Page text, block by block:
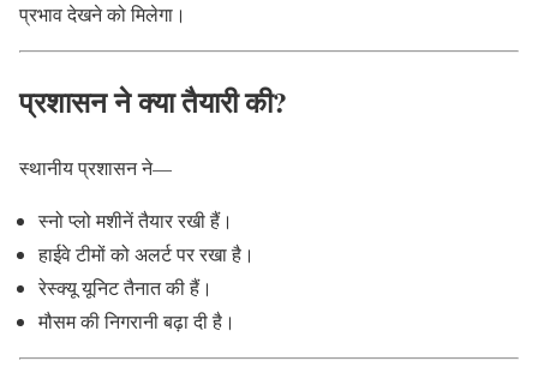
प्रभाव देखने को मिलेगा।
प्रशासन ने क्या तैयारी की?
स्थानीय प्रशासन ने—
स्नो प्लो मशीनें तैयार रखी हैं।
हाईवे टीमों को अलर्ट पर रखा है।
रेस्क्यू यूनिट तैनात की हैं।
मौसम की निगरानी बढ़ा दी है।